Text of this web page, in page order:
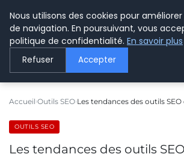
LE
Accueil Outils SEO Les tendances des outils SEO
OUTILS SEO
Les tendances des outils
Nous utilisons des cookies pour
de navigation. En poursuivant, vous
politique de confidentialité. En savoir plus
Refuser Accepter